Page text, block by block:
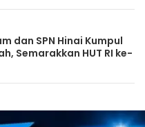
dan SPN Hinai Kumpul
Semarakkan HUT RI ke-